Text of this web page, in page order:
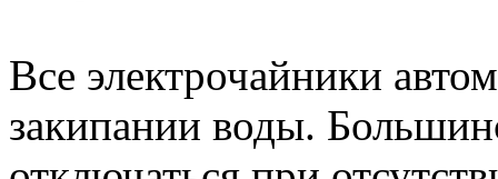
Все электрочайники
закипании воды.